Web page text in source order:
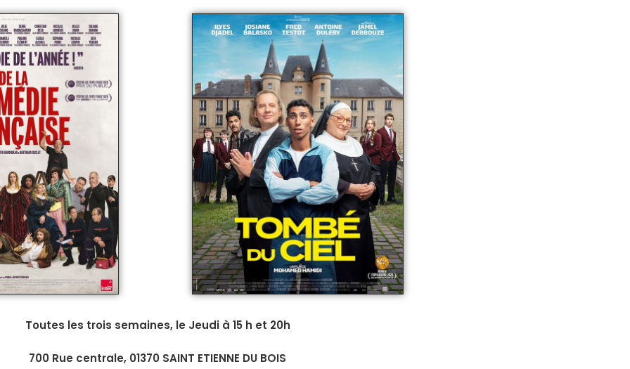
Toutes les trois semaines, le Jeudi à 15 h et 20h
700 Rue centrale, 01370 SAINT ETIENNE DU BOIS